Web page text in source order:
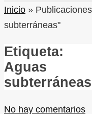
Inicio »
subterráneas"
Etiqueta:
Aguas
subterráneas
No hay comentarios